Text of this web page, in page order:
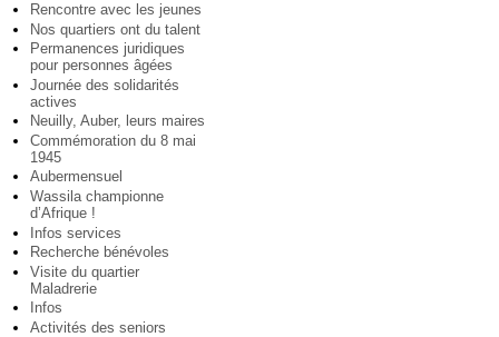
Rencontre avec les jeunes
Nos quartiers ont du talent
Permanences juridiques
pour personnes âgées
Journée des solidarités
actives
Neuilly, Auber, leurs maires
Commémoration du 8 mai
1945
Aubermensuel
Wassila championne
d’Afrique !
Infos services
Recherche bénévoles
Visite du quartier
Maladrerie
Infos
Activités des seniors